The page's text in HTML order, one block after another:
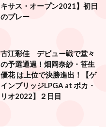
キサス・オープン2021】初日
のプレー
古江彩佳 デビュー戦で堂々
の予選通過！畑岡奈紗・笹生
優花 は上位で決勝進出！【ゲ
インブリッジLPGA at ボカ・
リオ2022】２日目